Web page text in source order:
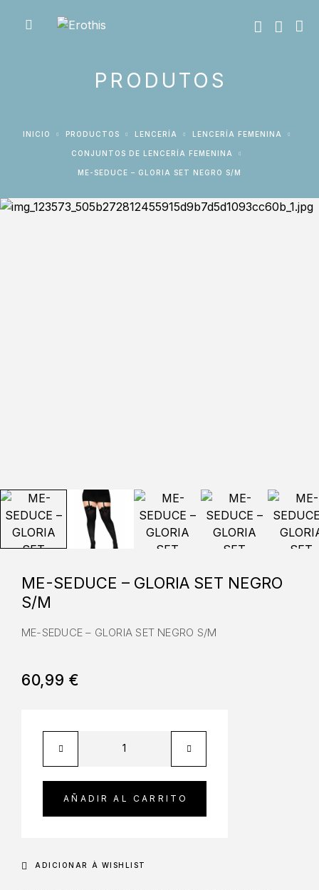
PRODUTOS
INICIO PRODUCTOS LENCERÍA LENCERÍA FEMENINA
CONJUNTOS DE LENCERÍA FEMENINA
ME-SEDUCE – GLORIA SET NEGRO S/M
ME-SEDUCE – GLORIA SET NEGRO
S/M
ME-SEDUCE – GLORIA SET NEGRO S/M
60,99 €
AÑADIR AL CARRITO
ADICIONAR À WISHLIST